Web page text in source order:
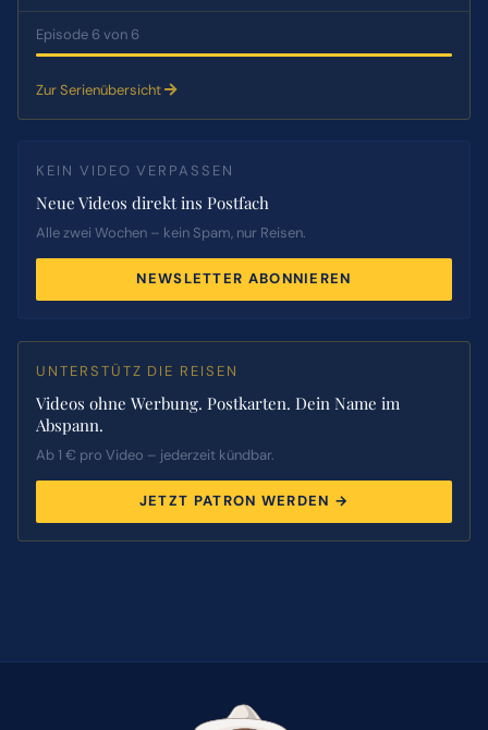
Episode 6 von 6
Zur Serienübersicht
KEIN VIDEO VERPASSEN
Neue Videos direkt ins Postfach
Alle zwei Wochen – kein Spam, nur Reisen.
NEWSLETTER ABONNIEREN
UNTERSTÜTZ DIE REISEN
Videos ohne Werbung. Postkarten. Dein Name im
Abspann.
Ab 1 € pro Video – jederzeit kündbar.
JETZT PATRON WERDEN →